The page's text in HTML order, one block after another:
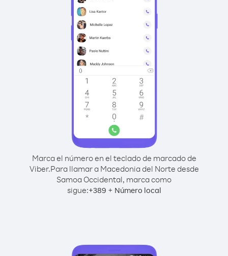
Marca el número en el teclado de marcado de
Viber.Para llamar a Macedonia del Norte desde
Samoa Occidental, marca como
sigue:+389 + Número local